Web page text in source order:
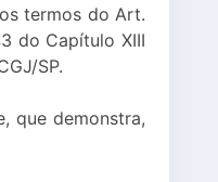
termos do Art.
do Capítulo XIII
SP.
que demonstra,